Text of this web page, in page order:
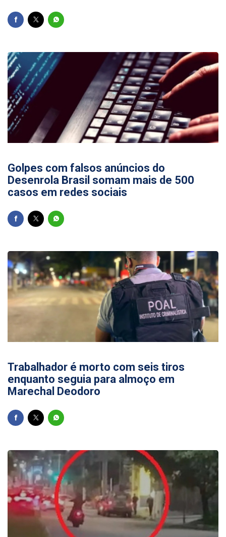
Golpes com falsos anúncios do
Desenrola Brasil somam mais de 500
casos em redes sociais
Trabalhador é morto com seis tiros
enquanto seguia para almoço em
Marechal Deodoro